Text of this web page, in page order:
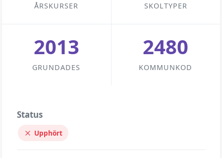
ÅRSKURSER SKOLTYPER
2013
GRUNDADES
2480
KOMMUNKOD
Status
Upphört